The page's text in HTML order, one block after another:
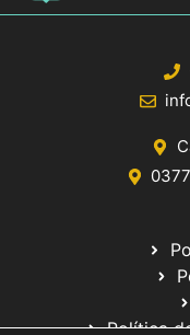
Política